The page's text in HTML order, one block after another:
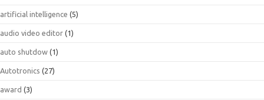
artificial intelligence (5)
audio video editor (1)
auto shutdow (1)
Autotronics (27)
award (3)